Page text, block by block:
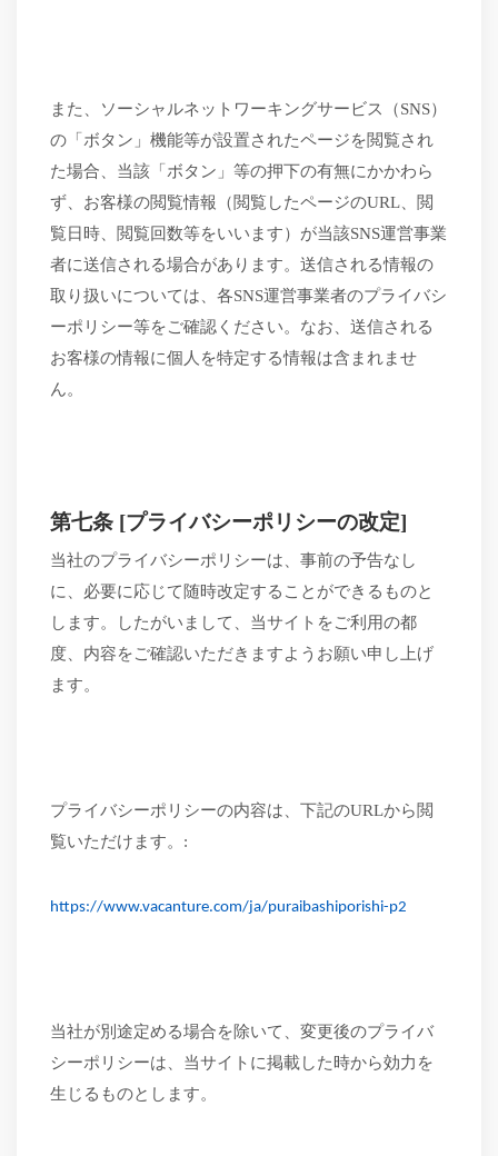
また、ソーシャルネットワーキングサービス（SNS）
の「ボタン」機能等が設置されたページを閲覧され
た場合、当該「ボタン」等の押下の有無にかかわら
ず、お客様の閲覧情報（閲覧したページのURL、閲
覧日時、閲覧回数等をいいます）が当該SNS運営事業
者に送信される場合があります。送信される情報の
取り扱いについては、各SNS運営事業者のプライバシ
ーポリシー等をご確認ください。なお、送信される
お客様の情報に個人を特定する情報は含まれませ
ん。
第七条 [プライバシーポリシーの改定]
当社のプライバシーポリシーは、事前の予告なし
に、必要に応じて随時改定することができるものと
します。したがいまして、当サイトをご利用の都
度、内容をご確認いただきますようお願い申し上げ
ます。
プライバシーポリシーの内容は、下記のURLから閲
覧いただけます。:
https://www.vacanture.com/ja/puraibashiporishi-p2
当社が別途定める場合を除いて、変更後のプライバ
シーポリシーは、当サイトに掲載した時から効力を
生じるものとします。